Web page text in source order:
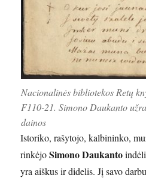
Nacionalinės bibliotekos Retų
F110-21. Simono Daukanto
dainos
Istoriko, rašytojo, kalbininko,
rinkėjoSimono Daukanto
yra aiškus ir didelis. Jį savo